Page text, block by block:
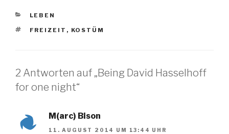
KATEGORIEN
LEBEN
SCHLAGWÖRTER
FREIZEIT , KOSTÜM
2 Antworten auf „Being David Hasselhoff
for one night“
M(arc) Bison
11. AUGUST 2014 UM 13:44 UHR